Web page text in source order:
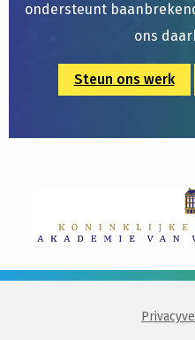
ondersteunt
ons
Steun ons werk